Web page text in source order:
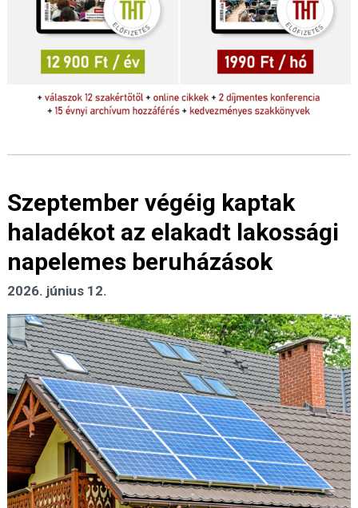
Szeptember végéig kaptak
haladékot az elakadt lakossági
napelemes beruházások
2026. június 12.